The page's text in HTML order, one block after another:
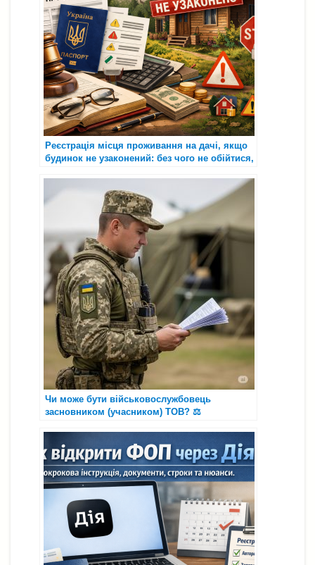
Реєстрація місця проживання на дачі, якщо
будинок не узаконений: без чого не обійтися,
Чи може бути військовослужбовець
засновником (учасником) ТОВ? ⚖️